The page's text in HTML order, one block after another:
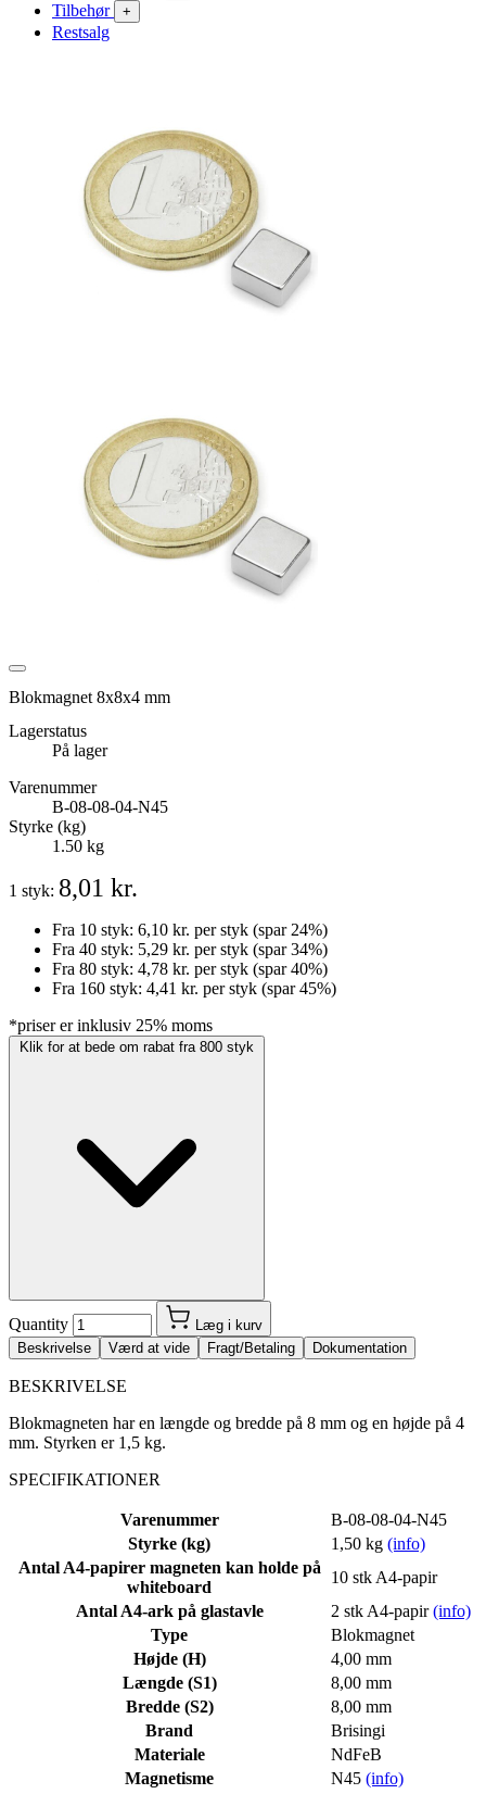
Tilbehør +
Restsalg
Blokmagnet 8x8x4 mm
Lagerstatus
På lager
Varenummer
B-08-08-04-N45
Styrke (kg)
1.50 kg
1 styk: 8,01 kr.
Fra 10 styk: 6,10 kr. per styk (spar 24%)
Fra 40 styk: 5,29 kr. per styk (spar 34%)
Fra 80 styk: 4,78 kr. per styk (spar 40%)
Fra 160 styk: 4,41 kr. per styk (spar 45%)
*priser er inklusiv 25% moms
Klik for at bede om rabat fra 800 styk
Quantity
Læg i kurv
Beskrivelse
Værd at vide Fragt/Betaling Dokumentation
BESKRIVELSE
Blokmagneten har en længde og bredde på 8 mm og en højde på 4
mm. Styrken er 1,5 kg.
SPECIFIKATIONER
Varenummer
B-08-08-04-N45
Styrke (kg)
1,50 kg (info)
Antal A4-papirer magneten kan holde på
whiteboard
10 stk A4-papir
Antal A4-ark på glastavle
2 stk A4-papir(info)
Type
Blokmagnet
Højde (H)
4,00 mm
Længde (S1)
8,00 mm
Bredde (S2)
8,00 mm
Brand
Brisingi
Materiale
NdFeB
Magnetisme
N45 (info)